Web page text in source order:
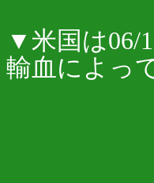
▼米国は06/
輸血によっ